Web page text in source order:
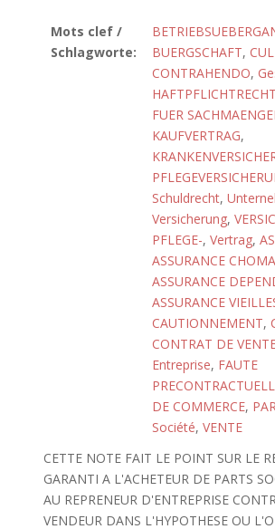
Mots clef /
Schlagworte:
BUERGSCHAFT,
CONTRAHENDO,
HAFTPFLICHTRECHT
FUER
KAUFVERTRAG,
Schuldrecht,
Versicherung,
PFLEGE-, Vertrag,
ASSURANCE
ASSURANCE
ASSURANCE
CAUTIONNEMENT,
CONTRAT DE
Entreprise, FAUTE
DE COMMERCE,
Société, VENTE
CETTE NOTE FAIT LE POINT SUR LE
GARANTI A L'ACHETEUR DE PARTS
AU REPRENEUR D'ENTREPRISE
VENDEUR DANS L'HYPOTHESE OU